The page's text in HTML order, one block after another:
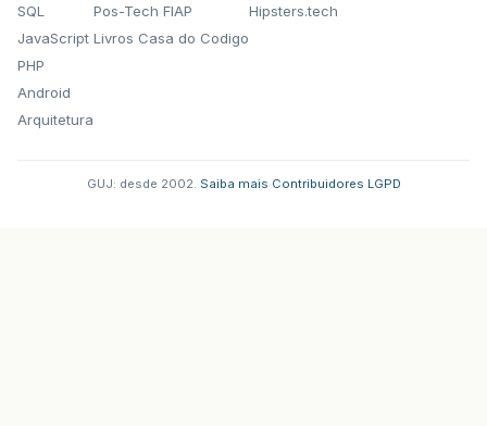
SQL
JavaScript
PHP
Android
Arquitetura
Pos-Tech FIAP
Livros Casa do Codigo
Hipsters.tech
GUJ: desde 2002. Saiba mais Contribuidores LGPD